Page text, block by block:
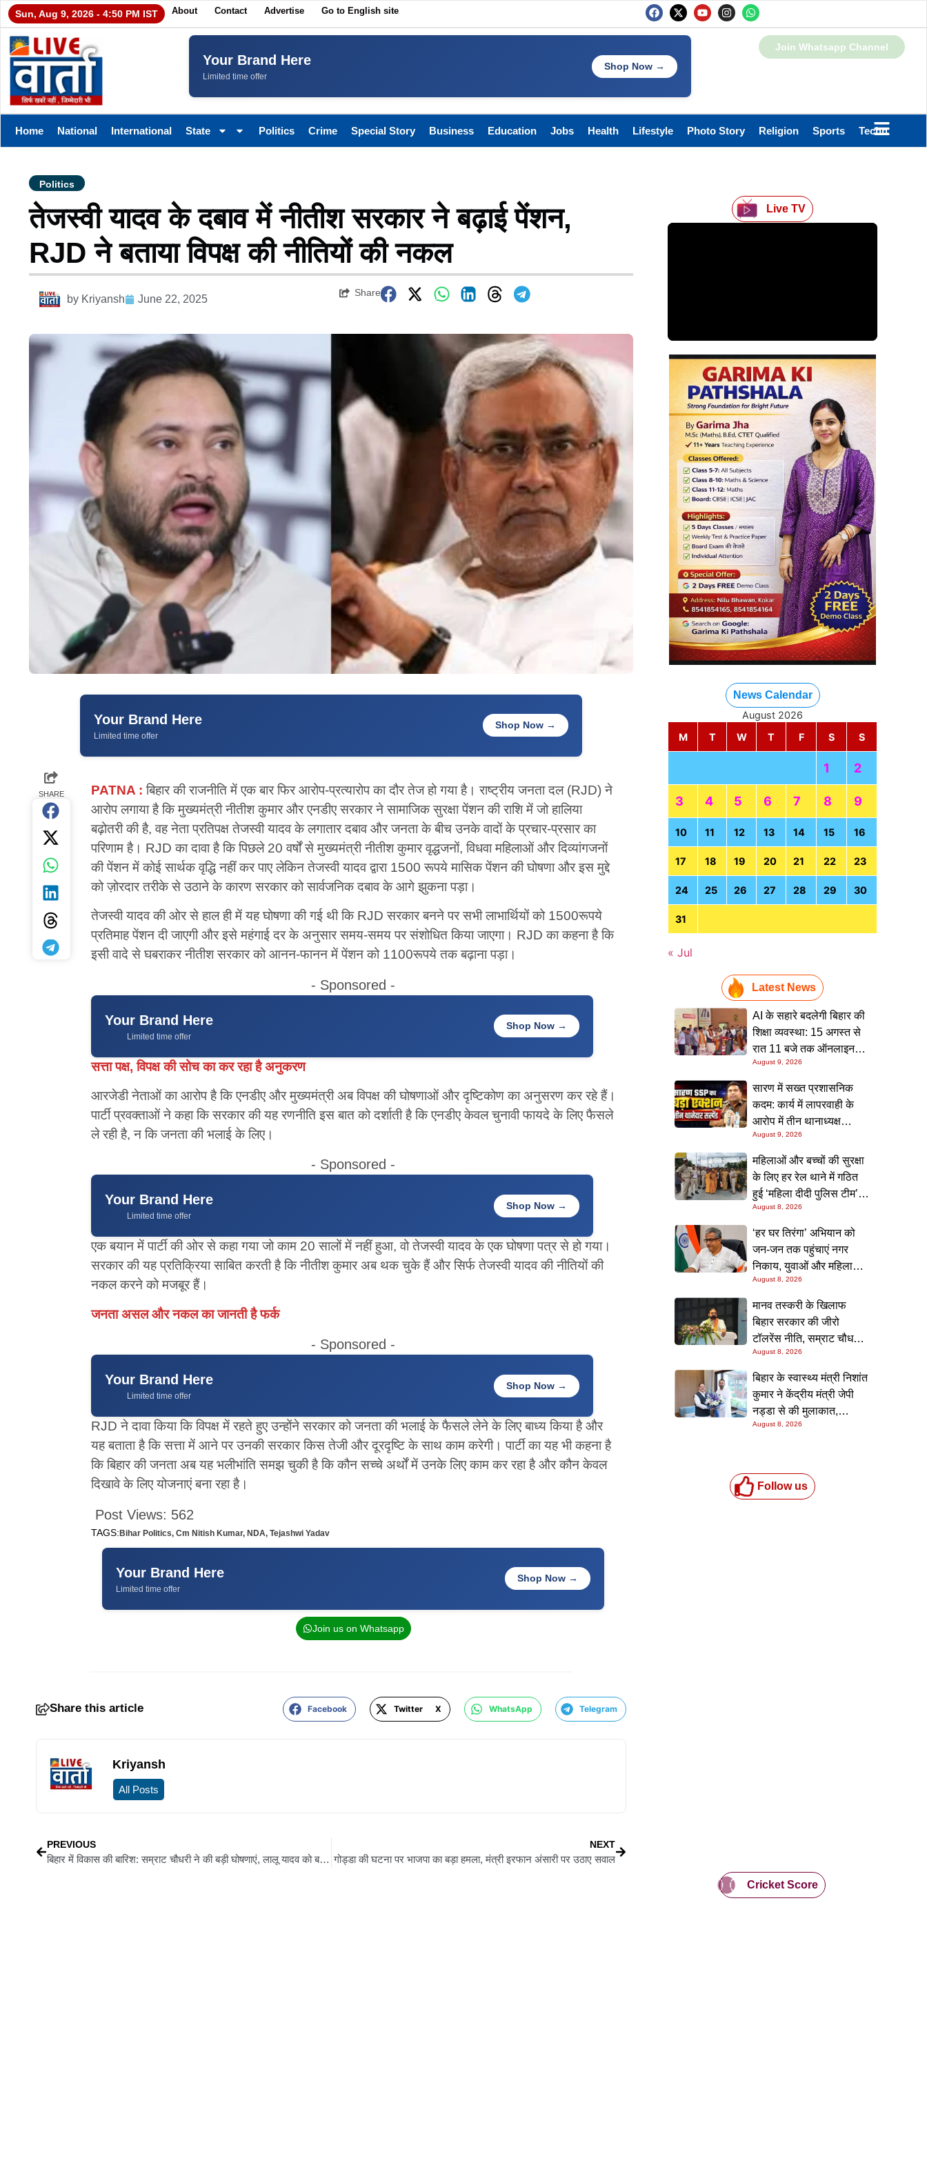
Sun, Aug 9, 2026 - 4:50 PM IST About Contact Advertise Go to English site
Your Brand Here
Limited time offer
Shop Now →
Join Whatsapp Channel
Home National International State Politics Crime Special Story Business Education Jobs Health Lifestyle Photo Story Religion Sports Technology
Politics
तेजस्वी यादव के दबाव में नीतीश सरकार ने बढ़ाई पेंशन,
RJD ने बताया विपक्ष की नीतियों की नकल
by Kriyansh June 22, 2025
Share
Your Brand Here
Limited time offer
Shop Now →
SHARE PATNA : बिहार की राजनीति में एक बार फिर आरोप-प्रत्यारोप का दौर तेज हो गया है। राष्ट्रीय जनता दल (RJD) ने
आरोप लगाया है कि मुख्यमंत्री नीतीश कुमार और एनडीए सरकार ने सामाजिक सुरक्षा पेंशन की राशि में जो हालिया
बढ़ोतरी की है, वह नेता प्रतिपक्ष तेजस्वी यादव के लगातार दबाव और जनता के बीच उनके वादों के प्रचार-प्रसार का
परिणाम है। RJD का दावा है कि पिछले 20 वर्षों से मुख्यमंत्री नीतीश कुमार वृद्धजनों, विधवा महिलाओं और दिव्यांगजनों
की पेंशन में कोई सार्थक वृद्धि नहीं कर पाए लेकिन तेजस्वी यादव द्वारा 1500 रूपये मासिक पेंशन की घोषणा और इस मुद्दे
को ज़ोरदार तरीके से उठाने के कारण सरकार को सार्वजनिक दबाव के आगे झुकना पड़ा।
तेजस्वी यादव की ओर से हाल ही में यह घोषणा की गई थी कि RJD सरकार बनने पर सभी लाभार्थियों को 1500रूपये
प्रतिमाह पेंशन दी जाएगी और इसे महंगाई दर के अनुसार समय-समय पर संशोधित किया जाएगा। RJD का कहना है कि
इसी वादे से घबराकर नीतीश सरकार को आनन-फानन में पेंशन को 1100रूपये तक बढ़ाना पड़ा।
- Sponsored -
Your Brand Here
Limited time offer
Shop Now →
सत्ता पक्ष, विपक्ष की सोच का कर रहा है अनुकरण
आरजेडी नेताओं का आरोप है कि एनडीए और मुख्यमंत्री अब विपक्ष की घोषणाओं और दृष्टिकोण का अनुसरण कर रहे हैं।
पार्टी प्रवक्ताओं ने कहा कि सरकार की यह रणनीति इस बात को दर्शाती है कि एनडीए केवल चुनावी फायदे के लिए फैसले
ले रही है, न कि जनता की भलाई के लिए।
- Sponsored -
Your Brand Here
Limited time offer
Shop Now →
एक बयान में पार्टी की ओर से कहा गया जो काम 20 सालों में नहीं हुआ, वो तेजस्वी यादव के एक घोषणा पत्र से हो गया।
सरकार की यह प्रतिक्रिया साबित करती है कि नीतीश कुमार अब थक चुके हैं और सिर्फ तेजस्वी यादव की नीतियों की
नकल करने को मजबूर हैं।
जनता असल और नकल का जानती है फर्क
- Sponsored -
Your Brand Here
Limited time offer
Shop Now →
RJD ने दावा किया कि विपक्ष में रहते हुए उन्होंने सरकार को जनता की भलाई के फैसले लेने के लिए बाध्य किया है और
यह बताता है कि सत्ता में आने पर उनकी सरकार किस तेजी और दूरदृष्टि के साथ काम करेगी। पार्टी का यह भी कहना है
कि बिहार की जनता अब यह भलीभांति समझ चुकी है कि कौन सच्चे अर्थों में उनके लिए काम कर रहा है और कौन केवल
दिखावे के लिए योजनाएं बना रहा है।
Post Views: 562
TAGS:Bihar Politics, Cm Nitish Kumar, NDA, Tejashwi Yadav
Your Brand Here
Limited time offer
Shop Now →
Join us on Whatsapp
Share this article Facebook Twitter X WhatsApp Telegram
Kriyansh
All Posts
PREVIOUS
बिहार में विकास की बारिश: सम्राट चौधरी ने की बड़ी घोषणाएं, लालू यादव को बताया ‘गब्बर सिंह’
NEXT
गोड्डा की घटना पर भाजपा का बड़ा हमला, मंत्री इरफान अंसारी पर उठाए सवाल
Live TV
News Calendar
August 2026
M
T W T F S S
1 2
3 4 5 6 7 8 9
10 11 12 13 14 15 16
17 18 19 20 21 22 23
24 25 26 27 28 29 30
31
« Jul
Latest News
AI के सहारे बदलेगी बिहार की
शिक्षा व्यवस्था: 15 अगस्त से
रात 11 बजे तक ऑनलाइन
क्लास, मुख्यमंत्री का बड़ा
August 9, 2026
सारण में सख्त प्रशासनिक
कदम: कार्य में लापरवाही के
आरोप में तीन थानाध्यक्ष
सस्पेंड, पुलिस महकमे में मचा
हड़कंप
August 9, 2026
महिलाओं और बच्चों की सुरक्षा
के लिए हर रेल थाने में गठित
हुई ‘महिला दीदी पुलिस टीम’,
स्कूलों में जाकर किया जागरूक
August 8, 2026
‘हर घर तिरंगा’ अभियान को
जन-जन तक पहुंचाएं नगर
निकाय, युवाओं और महिलाओं
की भागीदारी सुनिश्चित करने
का निर्देश: नीतीश मिश्रा
August 8, 2026
मानव तस्करी के खिलाफ
बिहार सरकार की जीरो
टॉलरेंस नीति, सम्राट चौधरी ने
सम्मेलन में दोहराई प्रतिबद्धता
August 8, 2026
बिहार के स्वास्थ्य मंत्री निशांत
कुमार ने केंद्रीय मंत्री जेपी
नड्डा से की मुलाकात,
स्वास्थ्य क्षेत्र के विकास पर
August 8, 2026
Follow us
Cricket Score